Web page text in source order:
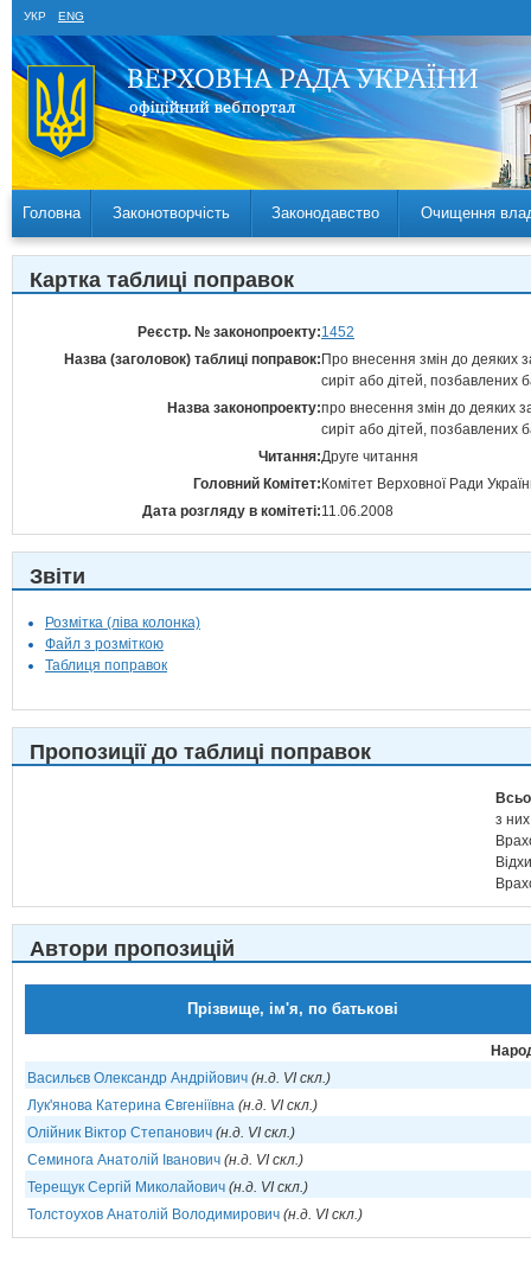
УКР ENG
Головна Законотворчість Законодавство Очищення
Картка таблиці поправок
Реєстр. № законопроекту:1452
Назва (заголовок) таблиці поправок: Про внесення змін до деяких
сиріт або дітей, позбавлених
Назва законопроекту:про внесення змін до деяких
сиріт або дітей, позбавлених
Читання:Друге читання
Головний Комітет: Комітет Верховної Ради
Дата розгляду в комітеті:11.06.2008
Звіти
Розмітка (ліва колонка)
Файл з розміткою
Таблиця поправок
Пропозиції до таблиці поправок
з
Автори пропозицій
Прізвище, ім'я, по батькові
Васильєв Олександр Андрійович (н.д. VI скл.)
Лук'янова Катерина Євгеніївна (н.д. VI скл.)
Олійник Віктор Степанович (н.д. VI скл.)
Семинога Анатолій Іванович (н.д. VI скл.)
Терещук Сергій Миколайович (н.д. VI скл.)
Толстоухов Анатолій Володимирович (н.д. VI скл.)